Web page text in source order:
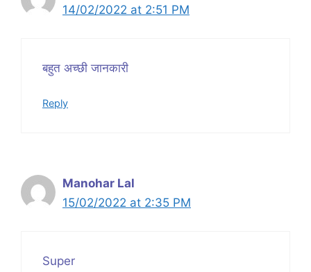
14/02/2022 at 2:51 PM
बहुत अच्छी जानकारी
Reply
Manohar Lal
15/02/2022 at 2:35 PM
Super